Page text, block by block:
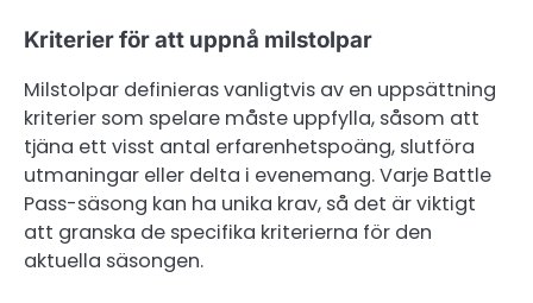
Kriterier för att uppnå milstolpar
Milstolpar definieras vanligtvis av en uppsättning
kriterier som spelare måste uppfylla, såsom att
tjäna ett visst antal erfarenhetspoäng, slutföra
utmaningar eller delta i evenemang. Varje Battle
Pass-säsong kan ha unika krav, så det är viktigt
att granska de specifika kriterierna för den
aktuella säsongen.